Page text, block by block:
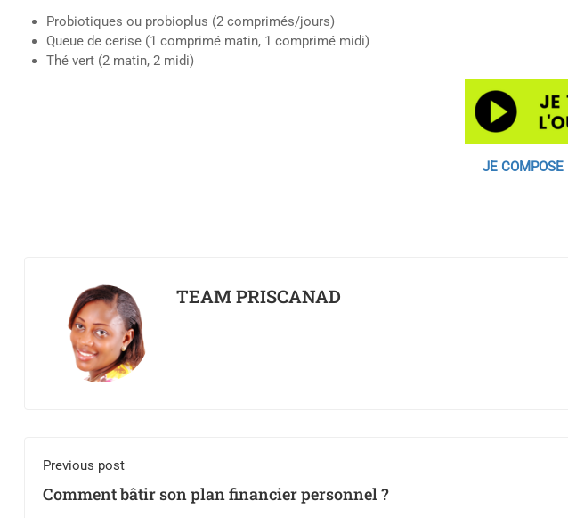
Probiotiques ou probioplus (2 comprimés/jours)
Queue de cerise (1 comprimé matin, 1 comprimé midi)
Thé vert (2 matin, 2 midi)
JE
TEAM PRISCANAD
Previous post
Comment bâtir son plan financier personnel ?